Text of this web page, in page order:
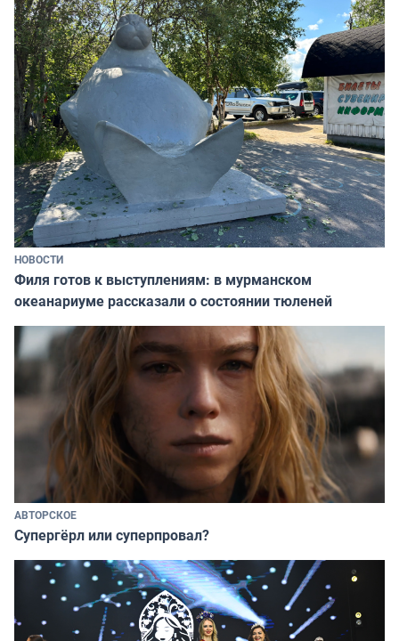
НОВОСТИ
Филя готов к выступлениям: в мурманском
океанариуме рассказали о состоянии тюленей
АВТОРСКОЕ
Супергёрл или суперпровал?